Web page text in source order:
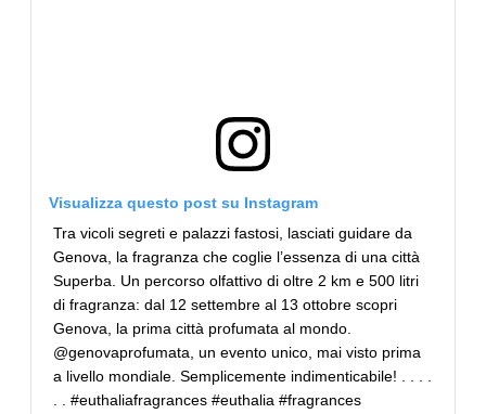
Visualizza questo post su Instagram
Tra vicoli segreti e palazzi fastosi, lasciati guidare da
Genova, la fragranza che coglie l’essenza di una città
Superba. Un percorso olfattivo di oltre 2 km e 500 litri
di fragranza: dal 12 settembre al 13 ottobre scopri
Genova, la prima città profumata al mondo.
@genovaprofumata, un evento unico, mai visto prima
a livello mondiale. Semplicemente indimenticabile! . . . .
. . #euthaliafragrances #euthalia #fragrances